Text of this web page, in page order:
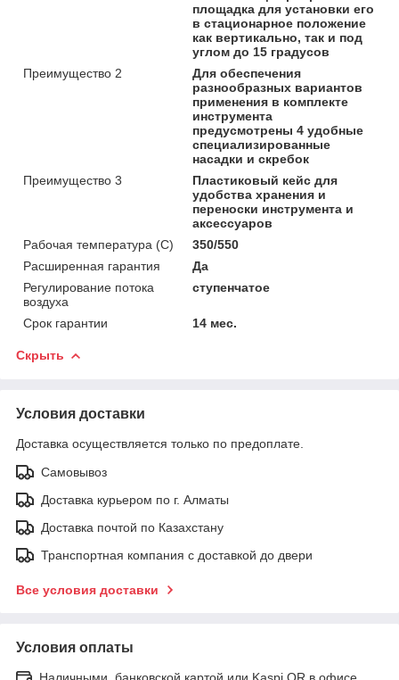
площадка для установки его
в стационарное положение
как вертикально, так и под
углом до 15 градусов
Преимущество 2
Для обеспечения
разнообразных вариантов
применения в комплекте
инструмента
предусмотрены 4 удобные
специализированные
насадки и скребок
Преимущество 3
Пластиковый кейс для
удобства хранения и
переноски инструмента и
аксессуаров
Рабочая температура (C)
350/550
Расширенная гарантия
Да
Регулирование потока
воздуха
ступенчатое
Срок гарантии 14 мес.
Скрыть
Условия доставки
Доставка осуществляется только по предоплате.
Самовывоз
Доставка курьером по г. Алматы
Доставка почтой по Казахстану
Транспортная компания с доставкой до двери
Все условия доставки
Условия оплаты
Наличными, банковской картой или Kaspi QR в офисе